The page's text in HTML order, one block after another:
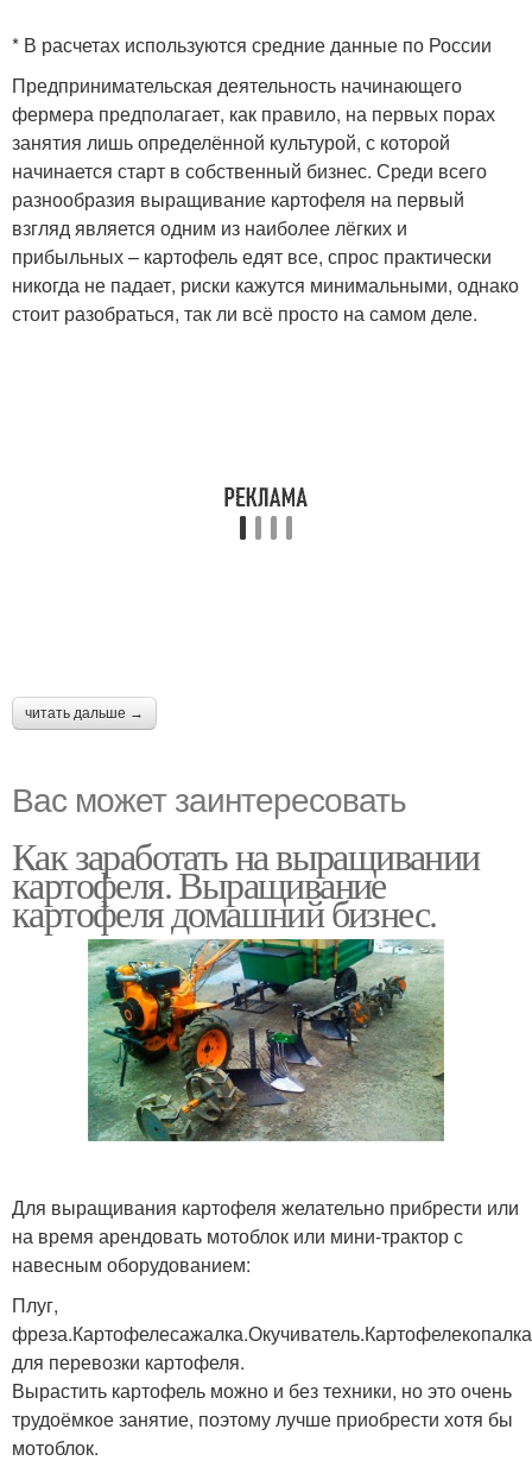
* В расчетах используются средние данные по России
Предпринимательская деятельность начинающего
фермера предполагает, как правило, на первых порах
занятия лишь определённой культурой, с которой
начинается старт в собственный бизнес. Среди всего
разнообразия выращивание картофеля на первый
взгляд является одним из наиболее лёгких и
прибыльных – картофель едят все, спрос практически
никогда не падает, риски кажутся минимальными, однако
стоит разобраться, так ли всё просто на самом деле.
читать дальше →
Вас может заинтересовать
Как заработать на выращивании
картофеля. Выращивание
картофеля домашний бизнес.
Для выращивания картофеля желательно прибрести или
на время арендовать мотоблок или мини-трактор с
навесным оборудованием:
Плуг,
для перевозки картофеля.
Вырастить картофель можно и без техники, но это очень
трудоёмкое занятие, поэтому лучше приобрести хотя бы
мотоблок.